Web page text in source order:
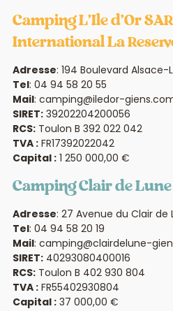
Camping L'Ile d'Or
International La
Adresse: 194 Boulevard Alsace-
Tel: 04 94 58 20 55
Mail: camping@iledor-
SIRET: 39202204200056
RCS: Toulon B 392 022 042
TVA : FR17392022042
Capital : 1 250 000,00 €
Camping Clair de Lune
Adresse: 27 Avenue du Clair de
Tel: 04 94 58 20 19
Mail: camping@clairdelune-
SIRET: 40293080400016
RCS: Toulon B 402 930 804
TVA : FR55402930804
Capital : 37 000,00 €